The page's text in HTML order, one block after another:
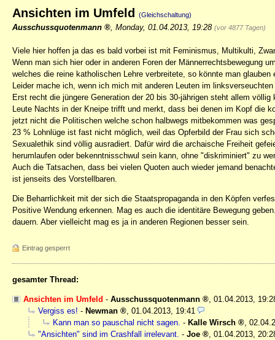
Ansichten im Umfeld (Gleichschaltung)
Ausschussquotenmann Monday, 01.04.2013, 19:28 (vor 4877 Tagen)
Viele hier hoffen ja das es bald vorbei ist mit Feminismus, Multikulti,
Wenn man sich hier oder in anderen Foren der Männerrechtsbewegung
welches die reine katholischen Lehre verbreitete, so könnte man glauben
Leider mache ich, wenn ich mich mit anderen Leuten im
Erst recht die jüngere Generation der 20 bis 30-jährigen steht allem
Leute Nachts in der Kneipe trifft und merkt, dass bei denen im Kopf die
jetzt nicht die Politischen welche schon halbwegs mitbekommen was
23 % Lohnlüge ist fast nicht möglich, weil das Opferbild der Frau sich
Sexualethik sind völlig ausradiert. Dafür wird die archaische Freiheit
herumlaufen oder bekenntnisschwul sein kann, ohne "diskriminiert" zu
Auch die Tatsachen, dass bei vielen Quoten auch wieder jemand
ist jenseits des Vorstellbaren.
Die Beharrlichkeit mit der sich die Staatspropaganda in den Köpfen
Positive Wendung erkennen. Mag es auch die identitäre Bewegung
dauern. Aber vielleicht mag es ja in anderen Regionen besser sein.
Eintrag gesperrt
gesamter Thread:
Ansichten im Umfeld - Ausschussquotenmann , 01.04.2013,
Vergiss es! - Newman , 01.04.2013, 19:41
Kann man so pauschal nicht sagen. - Kalle Wirsch ,
"Ansichten" sind im Crashfall irrelevant. - Joe , 01.04.2013,